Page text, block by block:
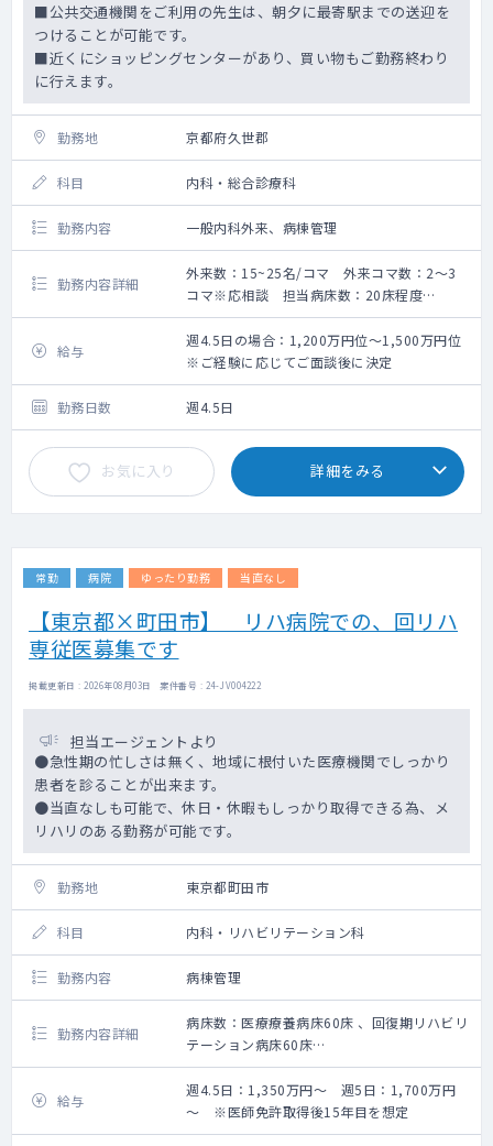
■公共交通機関をご利用の先生は、朝夕に最寄駅までの送迎を
つけることが可能です。
■近くにショッピングセンターがあり、買い物もご勤務終わり
に行えます。
勤務地 京都府久世郡
科目 内科・総合診療科
勤務内容 一般内科外来、病棟管理
勤務内容詳細
外来数：15~25名/コマ 外来コマ数：2～3
コマ※応相談 担当病床数：20床程度
【期待される業務内容】
60床の小規模病院にて一般内科医としてのご
勤務をお願いいたします。
・一般内科外来：週2～3コマ程度※コマ数応
相談の上決定
・外来患者数：15~25名程度※日によって増
減有
・病棟管理：20名程度
※現在、常勤医2名と週3.5日の非常勤医の計
3名で担当を割り振っています。
給与
週4.5日の場合：1,200万円位～1,500万円位
※ご経験に応じてご面談後に決定
勤務日数 週4.5日
お気に入り 詳細をみる
常勤 病院 ゆったり勤務 当直なし
【東京都×町田市】 リハ病院での、回リハ
専従医募集です
掲載更新日 : 2026年08月03日 案件番号 : 24-JV004222
担当エージェントより
●急性期の忙しさは無く、地域に根付いた医療機関でしっかり
患者を診ることが出来ます。
●当直なしも可能で、休日・休暇もしっかり取得できる為、メ
リハリのある勤務が可能です。
勤務地 東京都町田市
科目 内科・リハビリテーション科
勤務内容 病棟管理
勤務内容詳細
病床数：医療療養病床60床 、回復期リハビリ
テーション病床60床
外来なし 病棟専従の勤務になります
給与
週4.5日：1,350万円～ 週5日：1,700万円
～ ※医師免許取得後15年目を想定